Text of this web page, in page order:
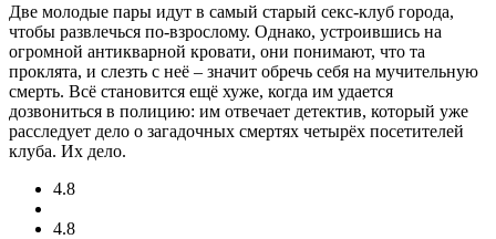
Две молодые пары идут в самый старый секс-клуб города,
чтобы развлечься по-взрослому. Однако, устроившись на
огромной антикварной кровати, они понимают, что та
проклята, и слезть с неё – значит обречь себя на мучительную
смерть. Всё становится ещё хуже, когда им удается
дозвониться в полицию: им отвечает детектив, который уже
расследует дело о загадочных смертях четырёх посетителей
клуба. Их дело.
4.8
4.8